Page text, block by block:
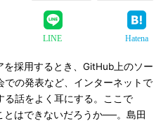
LINE Hatena
採用するとき、GitHub上のソー
での発表など、インターネットで
る話をよく耳にする。ここで
はできないだろうか──。島田